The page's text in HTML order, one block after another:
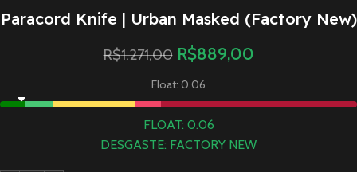
Paracord Knife | Urban Masked (Factory New)
R$1.271,00 R$889,00
Float: 0.06
FLOAT: 0.06
DESGASTE: FACTORY NEW